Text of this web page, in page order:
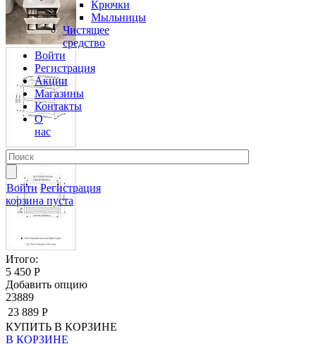
Крючки
Мыльницы
Чистящее
средство
Войти
Регистрация
Акции
Магазины
Контакты
О
нас
Войти Регистрация
корзина пуста
Итого:
5 450 Р
Добавить опцию
23889
23 889 Р
КУПИТЬ В КОРЗИНЕ
В КОРЗИНЕ